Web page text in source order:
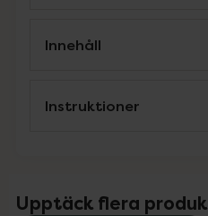
Innehåll
Instruktioner
Upptäck flera